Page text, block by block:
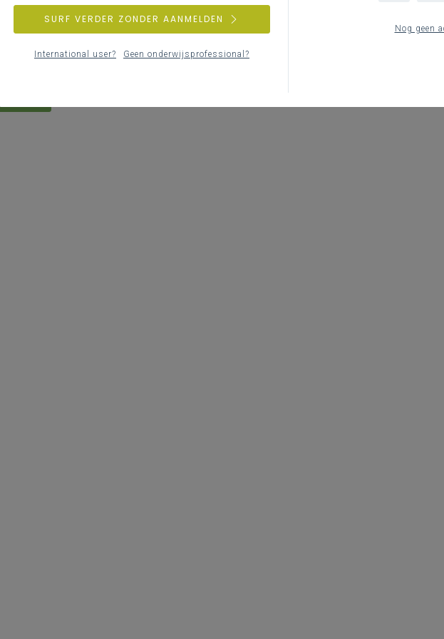
Nog geen
SURF VERDER ZONDER AANMELDEN
International user? Geen onderwijsprofessional?